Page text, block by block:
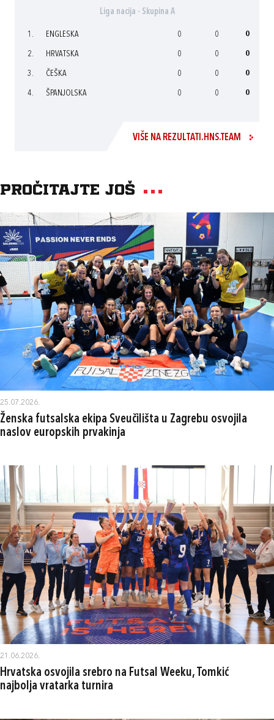
Liga nacija - Skupina A
1. ENGLESKA 0 0 0
2. HRVATSKA 0 0 0
3. ČEŠKA 0 0 0
4. ŠPANJOLSKA 0 0 0
VIŠE NA REZULTATI.HNS.TEAM
Pročitajte još
25.07.2026.
Ženska futsalska ekipa Sveučilišta u Zagrebu osvojila
naslov europskih prvakinja
21.06.2026.
Hrvatska osvojila srebro na Futsal Weeku, Tomkić
najbolja vratarka turnira